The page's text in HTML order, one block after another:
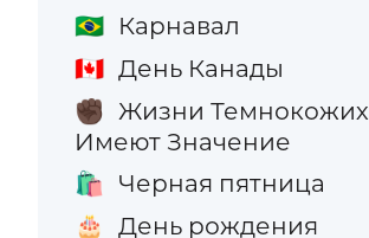
🇧🇷 Карнавал
🇨🇦 День Канады
✊🏿 Жизни Темнокожих
Имеют Значение
🛍️ Черная пятница
🎂 День рождения